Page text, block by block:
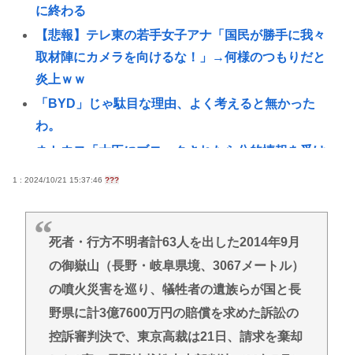
に終わる
【悲報】テレ東の若手女子アナ「国民が勝手に我々
取材陣にカメラを向けるな！」→何様のつもりだと
炎上ｗｗ
「BYD」じゃ駄目な理由、よく考えると無かった
わ。
ネトウヨ「大臣にブロックされたら公的情報を受け
【悲報】中国さん、日本に対しあまりにも酷い暴言
を放つ 「侵略戦争仕掛けたくせに原爆で被害者ビ
ジネスするな」
1度でもニートになると社会復帰する難易度が恐ろし
いほど高くなってしまう件
【画像】後藤真希(40)さん、現役アイドルに公開処刑
1 : 2024/10/21 15:37:46 ???
死者・行方不明者計63人を出した2014年9月
の御嶽山（長野・岐阜県境、3067メートル）
の噴火災害を巡り、犠牲者の遺族らが国と長
野県に計3億7600万円の賠償を求めた訴訟の
控訴審判決で、東京高裁は21日、請求を棄却